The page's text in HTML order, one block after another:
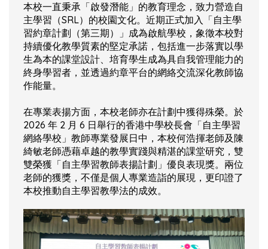
本校一直秉承「啟發潛能」的教育理念，致力營造自
主學習（SRL）的校園文化。近期正式加入「自主學
習約章計劃（第三期）」成為啟航學校，象徵本校對
持續優化教學質素的堅定承諾，包括進一步落實以學
生為本的課堂設計、培育學生成為具自我管理能力的
終身學習者，並透過約章平台的網絡交流深化教師協
作能量。
在專業表揚方面，本校老師亦在計劃中獲得殊榮。於
2026 年 2 月 6 日舉行的香港中學校長會「自主學習
網絡學校」教師專業發展日中，本校何浩揮老師及陳
綺敏老師憑藉卓越的教學實踐與精湛的課堂研究，雙
雙榮獲「自主學習教師表揚計劃」優良表現獎。兩位
老師的獲獎，不僅是個人專業造詣的展現，更印證了
本校推動自主學習教學法的成效。